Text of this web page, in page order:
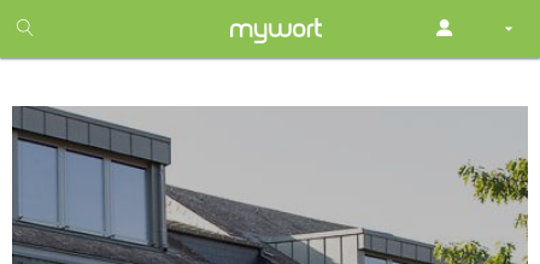
month
free